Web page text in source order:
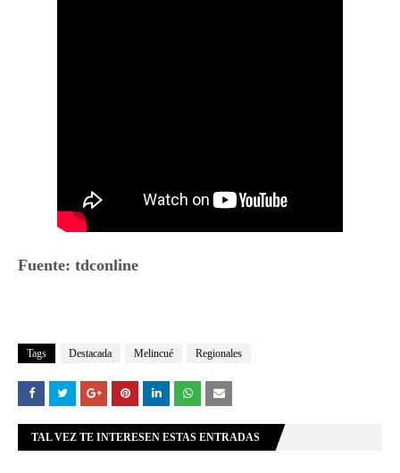
Fuente: tdconline
Tags Destacada Melincué Regionales
TAL VEZ TE INTERESEN ESTAS ENTRADAS